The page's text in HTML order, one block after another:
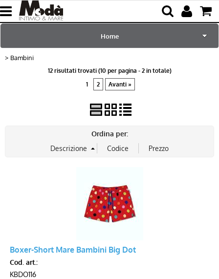
Home
per Lui
Sciarpe e Accessori
Mare e Piscina
Abbigliamento
Blog
Bambini
12 risultati trovati (10 per pagina - 2 in totale)
1
2 Avanti »
Ordina per:
Boxer-Short Mare Bambini Big Dot
Cod. art.:
KBDO116